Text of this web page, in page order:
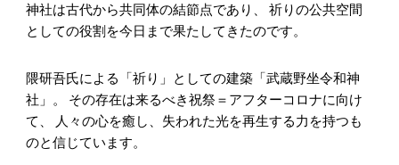
神社は古代から共同体の結節点であり、 祈りの公共空間
としての役割を今日まで果たしてきたのです。
隈研吾氏による「祈り」としての建築「武蔵野坐令和神
社」。 その存在は来るべき祝祭＝アフターコロナに向け
て、 人々の心を癒し、失われた光を再生する力を持つも
のと信じています。